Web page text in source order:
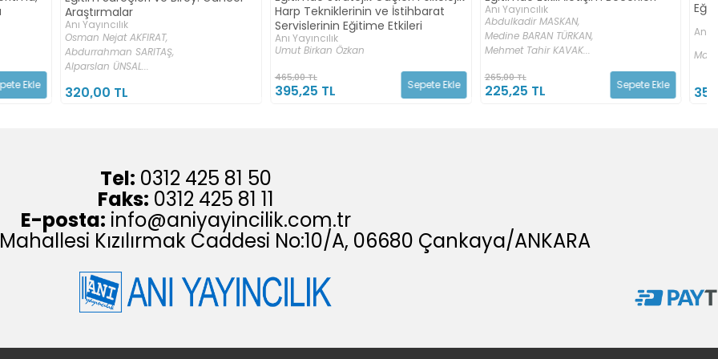
Harp Tekniklerinin ve İstihbarat
Servislerinin Eğitime Etkileri
Anı Yayıncılık
Umut Birkan Özkan
395,25 TL
Anı Yayıncılık
Abdulkadir MASKAN,
Medine BARAN TÜRKAN,
Mehmet Tahir KAVAK...
265,00 TL
225,25 TL Sepete Ekle
Eğitim ve Sosyolojide Kriz
Anı Yayıncılık
Mahmut Tezcan
355,00 TL
Tel: 0312 425 81 50
Faks: 0312 425 81 11
E-posta: info@aniyayincilik.com.tr
Kızılırmak Caddesi No:10/A, 06680 Çankaya/ANKARA